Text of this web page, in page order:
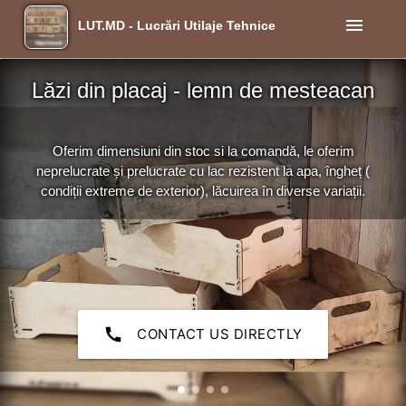
LUT.MD - Lucrări Utilaje Tehnice menu
call CONTACT US DIRECTLY
Lăzi din placaj - lemn de mesteacan
Oferim dimensiuni din stoc si la comandă, le oferim
neprelucrate și prelucrate cu lac rezistent la apa, îngheț (
condiții extreme de exterior), lăcuirea în diverse variații.